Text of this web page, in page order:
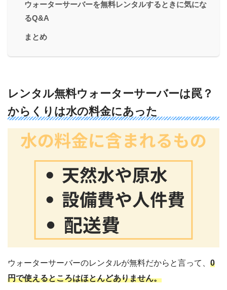
ウォーターサーバーを無料レンタルするときに気にな
るQ&A
まとめ
レンタル無料ウォーターサーバーは罠？
からくりは水の料金にあった
ウォーターサーバーのレンタルが無料だからと言って、 0
円で使えるところはほとんどありません。